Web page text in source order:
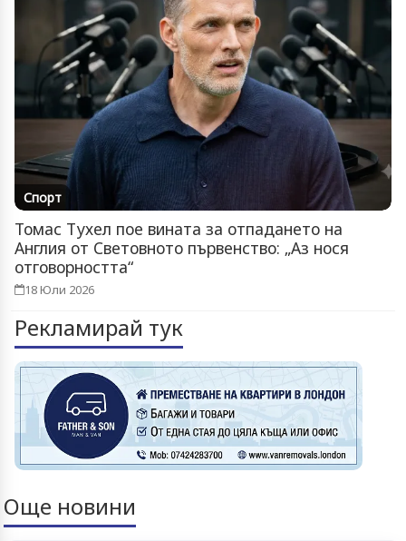
Спорт
Томас Тухел пое вината за отпадането на
Англия от Световното първенство: „Аз нося
отговорността“
18 Юли 2026
Рекламирай тук
Още новини